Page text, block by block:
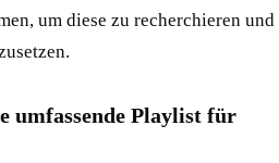
um diese zu recherchieren und
umfassende Playlist für